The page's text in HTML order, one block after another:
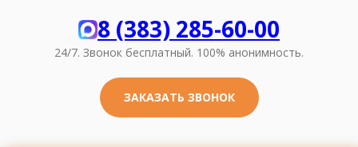
8 (383) 285-60-00
24/7. Звонок бесплатный. 100% анонимность.
ЗАКАЗАТЬ ЗВОНОК